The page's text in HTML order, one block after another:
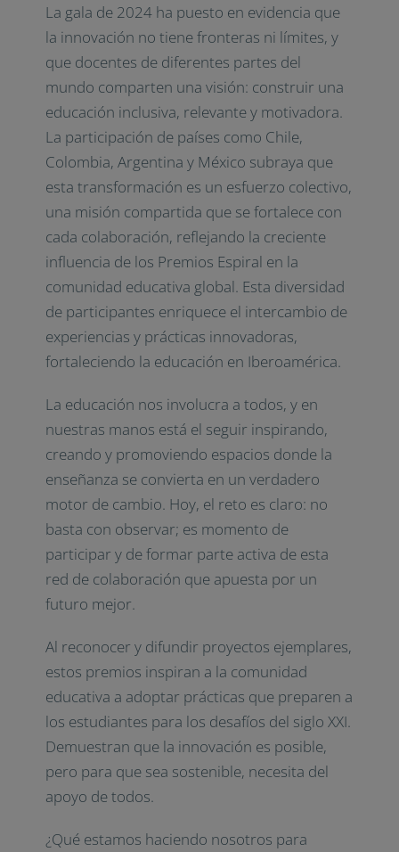
La gala de 2024 ha puesto en evidencia que
la innovación no tiene fronteras ni límites, y
que docentes de diferentes partes del
mundo comparten una visión: construir una
educación inclusiva, relevante y motivadora.
La participación de países como Chile,
Colombia, Argentina y México subraya que
esta transformación es un esfuerzo colectivo,
una misión compartida que se fortalece con
cada colaboración, reflejando la creciente
influencia de los Premios Espiral en la
comunidad educativa global. Esta diversidad
de participantes enriquece el intercambio de
experiencias y prácticas innovadoras,
fortaleciendo la educación en Iberoamérica.
La educación nos involucra a todos, y en
nuestras manos está el seguir inspirando,
creando y promoviendo espacios donde la
enseñanza se convierta en un verdadero
motor de cambio. Hoy, el reto es claro: no
basta con observar; es momento de
participar y de formar parte activa de esta
red de colaboración que apuesta por un
futuro mejor.
Al reconocer y difundir proyectos ejemplares,
estos premios inspiran a la comunidad
educativa a adoptar prácticas que preparen a
los estudiantes para los desafíos del siglo XXI.
Demuestran que la innovación es posible,
pero para que sea sostenible, necesita del
apoyo de todos.
¿Qué estamos haciendo nosotros para